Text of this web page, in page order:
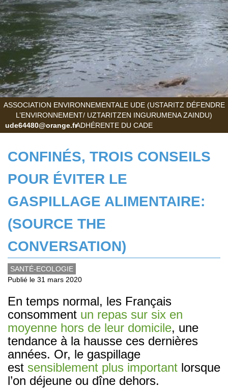
ASSOCIATION ENVIRONNEMENTALE UDE (USTARITZ DÉFENDRE
L’ENVIRONNEMENT/ UZTARITZEN INGURUMENA ZAINDU)
ADHÉRENTE DU CADE
ude64480@orange.fr
CONFINÉS, TROIS CONSEILS
POUR ÉVITER LE
GASPILLAGE ALIMENTAIRE:
(SOURCE THE
CONVERSATION)
SANTÉ-ECOLOGIE
Publié le 31 mars 2020
En temps normal, les Français
consomment un repas sur six en
moyenne hors de leur domicile, une
tendance à la hausse ces dernières
années. Or, le gaspillage
est sensiblement plus important lorsque
l’on déjeune ou dîne dehors.